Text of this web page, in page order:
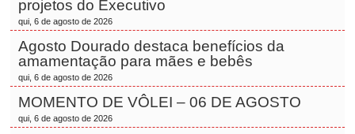
projetos do Executivo
qui, 6 de agosto de 2026
Agosto Dourado destaca benefícios da
amamentação para mães e bebês
qui, 6 de agosto de 2026
MOMENTO DE VÔLEI – 06 DE AGOSTO
qui, 6 de agosto de 2026